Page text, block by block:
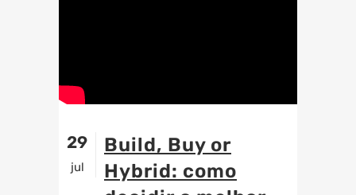
29
jul
Build, Buy or
Hybrid: como